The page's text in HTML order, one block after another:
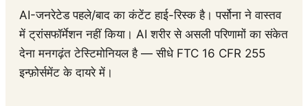
AI-जनरेटेड पहले/बाद का कंटेंट हाई-रिस्क है। पर्सोना ने वास्तव
में ट्रांसफॉर्मेशन नहीं किया। AI शरीर से असली परिणामों का संकेत
देना मनगढ़ंत टेस्टिमोनियल है — सीधे FTC 16 CFR 255
इन्फ़ोर्समेंट के दायरे में।